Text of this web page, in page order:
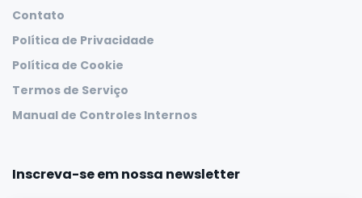
Contato
Política de Privacidade
Política de Cookie
Termos de Serviço
Manual de Controles Internos
Inscreva-se em nossa newsletter